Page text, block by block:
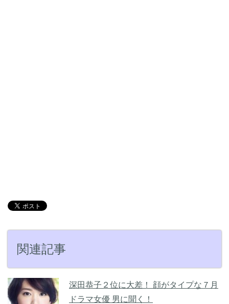
関連記事
深田恭子２位に大差！ 顔がタイプな７月
ドラマ女優 男に聞く！